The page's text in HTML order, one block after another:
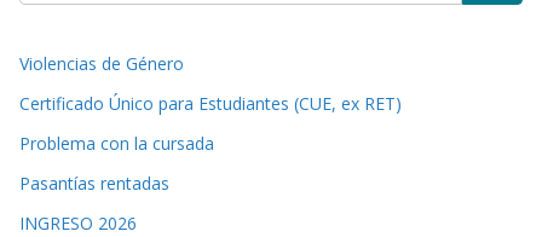
Violencias de Género
Certificado Único para Estudiantes (CUE, ex RET)
Problema con la cursada
Pasantías rentadas
INGRESO 2026